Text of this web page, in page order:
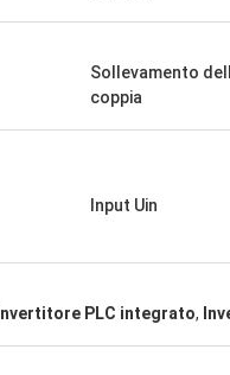
Sollevamento
coppia
Input Uin
Invertitore PLC integrato,